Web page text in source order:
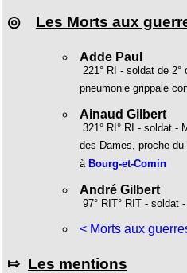
◎ Les Morts aux
Adde Paul
221° RI - soldat de
pneumonie grippale
Ainaud Gilbert
321° RI° RI - soldat -
des Dames, proche
à Bourg-et-Comin
André Gilbert
97° RIT° RIT - soldat
< Morts aux
⤇ Les mentions